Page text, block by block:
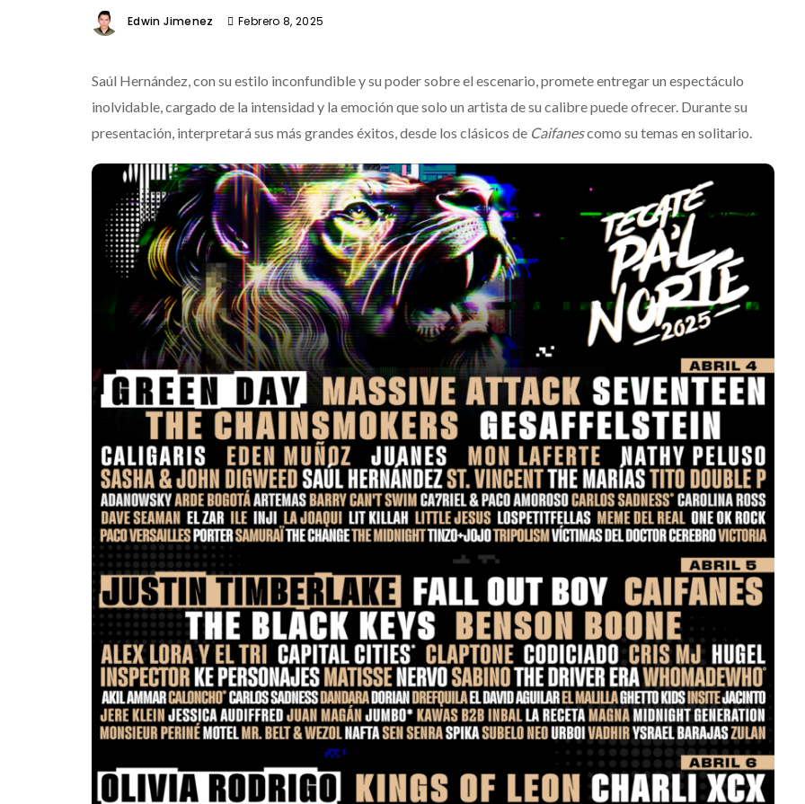
Edwin Jimenez Febrero 8, 2025
Saúl Hernández, con su estilo inconfundible y su poder sobre el escenario, promete entregar un espectáculo
inolvidable, cargado de la intensidad y la emoción que solo un artista de su calibre puede ofrecer. Durante su
presentación, interpretará sus más grandes éxitos, desde los clásicos de Caifanescomo su temas en solitario.
Destino Dos Equis 2026: La
gran celebración sonora
que transformará las
noches de Boca del Río y
Mérida
Edwin Jimenez Julio 13, 2026